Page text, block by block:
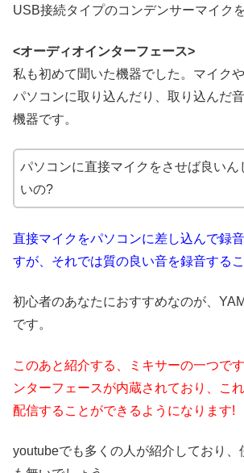
USB接続タイプのコンデンサーマイク
<オーディオインターフェース>
私も初めて聞いた機器でした。マイク
パソコンに取り込んだり、取り込んだ
機器です。
パソコンに直接マイクをさせば良いん
いの?
直接マイクをパソコンに差し込んで録
すが、それでは質の良い音を録音する
初心者のあなたにおすすめなのが、
です。
このあと紹介する、ミキサーの一つで
ンターフェースが内蔵されており、こ
配信することができるようになります!
youtubeでも多くの人が紹介しており、